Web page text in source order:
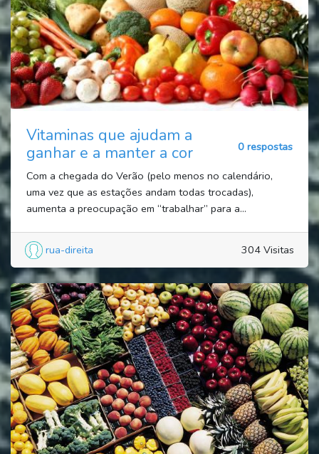
Vitaminas que ajudam a
ganhar e a manter a cor
0 respostas
Com a chegada do Verão (pelo menos no calendário,
uma vez que as estações andam todas trocadas),
aumenta a preocupação em “trabalhar” para a...
rua-direita 304 Visitas